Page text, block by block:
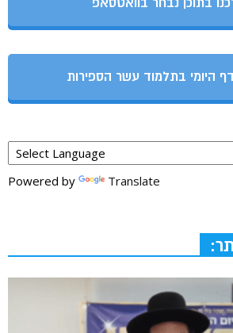
בתוכן נבחר בוואטסאפ
היומי בתלמוד עשר הספירות
Powered by Translate